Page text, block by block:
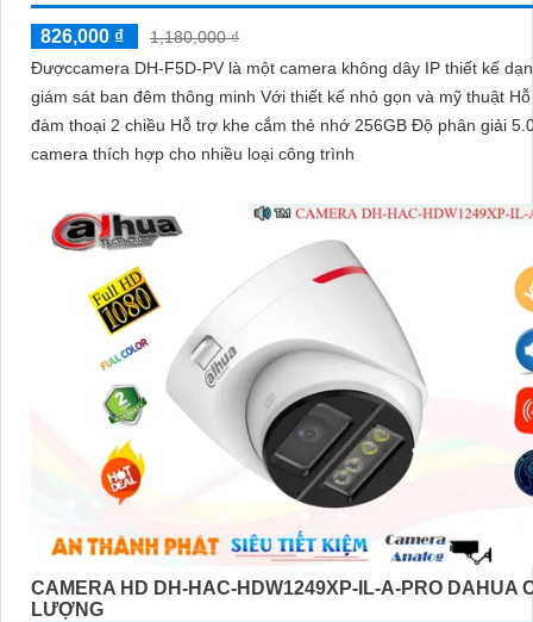
826,000 ₫
1,180,000 ₫
Đượccamera DH-F5D-PV là một camera không dây IP thiết kế
giám sát ban đêm thông minh Với thiết kế nhỏ gọn và mỹ thuật
đàm thoại 2 chiều Hỗ trợ khe cắm thẻ nhớ 256GB Độ phân giải
camera thích hợp cho nhiều loại công trình
CAMERA HD DH-HAC-HDW1249XP-IL-A-PRO DAHUA
LƯỢNG